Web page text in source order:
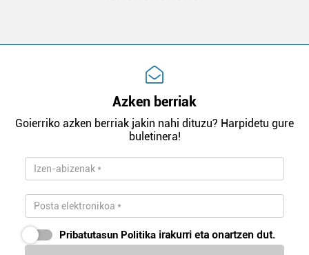
Azken berriak
Goierriko azken berriak jakin nahi dituzu? Harpidetu gure
buletinera!
Pribatutasun Politika irakurri eta onartzen dut.